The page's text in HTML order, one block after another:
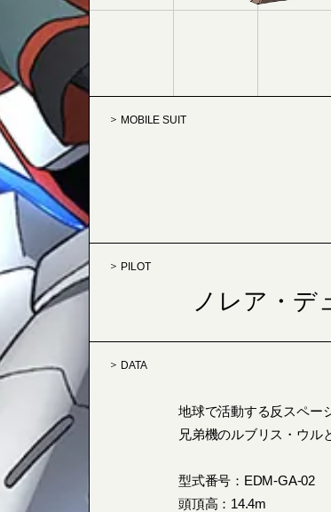
MOBILE SUIT
PILOT
ノレア・デ
DATA
地球で活動する反スペー
兄弟機のルブリス・ウル
型式番号：EDM-GA-02
頭頂高：14.4m